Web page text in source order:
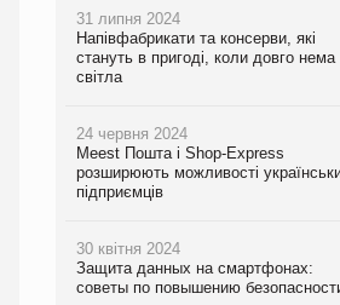
31 липня 2024
Напівфабрикати та консерви, які
стануть в пригоді, коли довго нема
світла
24 червня 2024
Meest Пошта і Shop-Express
розширюють можливості
підприємців
30 квітня 2024
Защита данных на смартфонах:
советы по повышению